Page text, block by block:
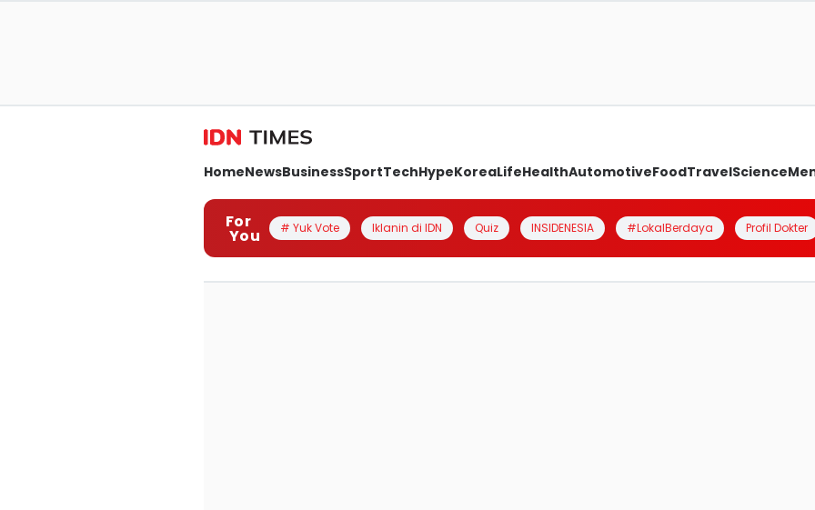
HomeNewsBusinessSportTechHypeKoreaLifeHealthAutomotiveFoodTravelScience
For
You # Yuk Vote Iklanin di IDN Quiz INSIDENESIA #LokalBerdaya Profil Dokter